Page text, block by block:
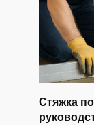
Стяжка